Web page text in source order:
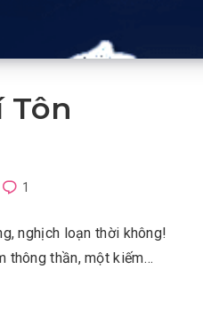
Tôn
1
nghịch loạn thời không!
thông thần, một kiếm…